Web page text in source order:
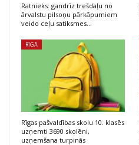
Ratnieks: gandrīz trešdaļu no
ārvalstu pilsoņu pārkāpumiem
veido ceļu satiksmes…
RĪGĀ
Rīgas pašvaldības skolu 10. klasēs
uzņemti 3690 skolēni,
uzņemšana turpinās